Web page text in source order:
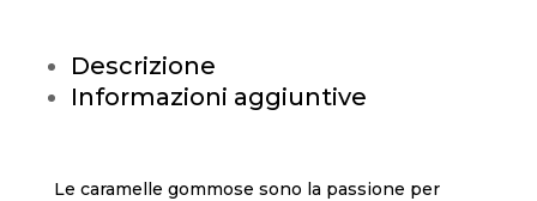
Descrizione
Informazioni aggiuntive
Le caramelle gommose sono la passione per